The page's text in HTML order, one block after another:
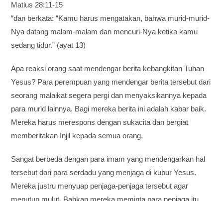
Matius 28:11-15
“dan berkata: “Kamu harus mengatakan, bahwa murid-murid-
Nya datang malam-malam dan mencuri-Nya ketika kamu
sedang tidur.” (ayat 13)
Apa reaksi orang saat mendengar berita kebangkitan Tuhan
Yesus? Para perempuan yang mendengar berita tersebut dari
seorang malaikat segera pergi dan menyaksikannya kepada
para murid lainnya. Bagi mereka berita ini adalah kabar baik.
Mereka harus merespons dengan sukacita dan bergiat
memberitakan Injil kepada semua orang.
Sangat berbeda dengan para imam yang mendengarkan hal
tersebut dari para serdadu yang menjaga di kubur Yesus.
Mereka justru menyuap penjaga-penjaga tersebut agar
menutup mulut. Bahkan mereka meminta para penjaga itu